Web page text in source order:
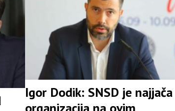
Igor Dodik: SNSD je najjača